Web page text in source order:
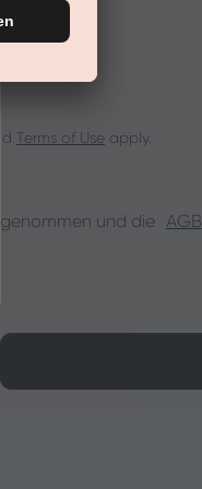
Terms of Use apply.
und die AGB